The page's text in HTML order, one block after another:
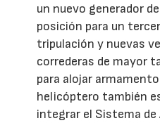
un nuevo generador
posición para un
tripulación y nuevas
correderas de mayor
para alojar
helicóptero también
integrar el Sistema